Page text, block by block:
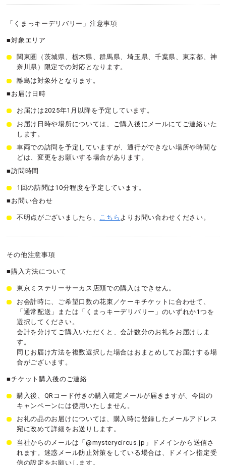
「くまっキーデリバリー」注意事項
■対象エリア
関東圏（茨城県、栃木県、群馬県、埼玉県、千葉県、東京都、神
奈川県）限定での対応となります。
離島は対象外となります。
■お届け日時
お届けは2025年1月以降を予定しています。
お届け日時や場所については、ご購入後にメールにてご連絡いた
します。
車両での訪問を予定していますが、通行ができない場所や時間な
どは、変更をお願いする場合があります。
■訪問時間
1回の訪問は10分程度を予定しています。
■お問い合わせ
不明点がございましたら、 こちら よりお問い合わせください。
その他注意事項
■購入方法について
東京ミステリーサーカス店頭での購入はできせん。
お会計時に、ご希望口数の花束／ケーキチケットに合わせて、
「通常配送」または「くまっキーデリバリー」のいずれか1つを
選択してください。
会計を分けてご購入いただくと、会計数分のお礼をお届けしま
す。
同じお届け方法を複数選択した場合はおまとめしてお届けする場
合がございます。
■チケット購入後のご連絡
購入後、QRコード付きの購入確定メールが届きますが、今回の
キャンペーンには使用いたしません。
お礼の品のお届けについては、購入時に登録したメールアドレス
宛に改めて詳細をお送りします。
当社からのメールは「@mysterycircus.jp」ドメインから送信さ
れます。迷惑メール防止対策をしている場合は、ドメイン指定受
信の設定をお願いします。